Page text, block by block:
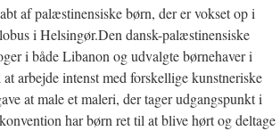
af palæstinensiske børn, der er vokset op i
i Helsingør.Den dansk-palæstinensiske
i både Libanon og udvalgte børnehaver i
arbejde intenst med forskellige kunstneriske
at male et maleri, der tager udgangspunkt i
har børn ret til at blive hørt og deltage